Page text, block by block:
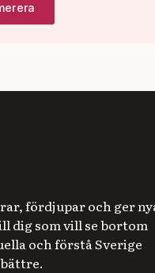
fördjupar och ger
dig som vill se bortom
och förstå Sverige